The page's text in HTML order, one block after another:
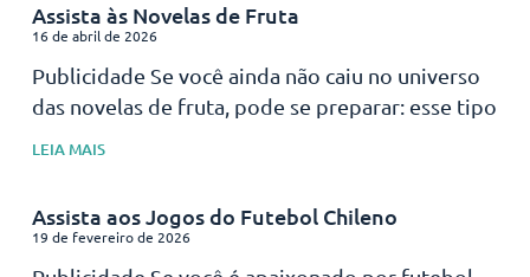
Assista às Novelas de Fruta
16 de abril de 2026
Publicidade Se você ainda não caiu no universo
das novelas de fruta, pode se preparar: esse tipo
LEIA MAIS
Assista aos Jogos do Futebol Chileno
19 de fevereiro de 2026